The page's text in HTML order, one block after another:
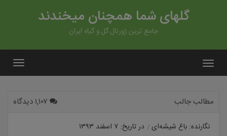
گلهای شما همچنان میخندند
جامع ترین ژورنال گل و گیاه ایران
مطالب جالب
نگارنده: باغ شیشه‌ای در تاریخ: ۷ اسفند ۱۳۹۳